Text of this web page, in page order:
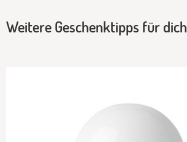
Weitere Geschenktipps für dich